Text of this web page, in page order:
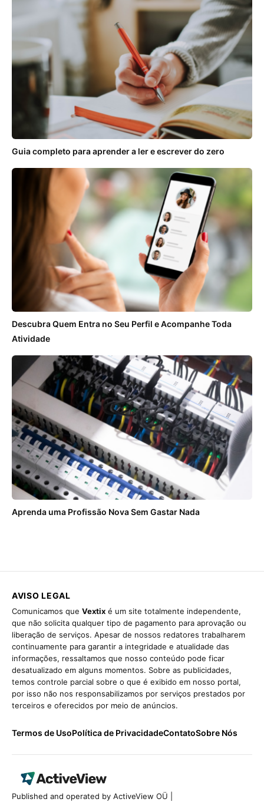
Guia completo para aprender a ler e escrever do zero
Descubra Quem Entra no Seu Perfil e Acompanhe Toda
Atividade
Aprenda uma Profissão Nova Sem Gastar Nada
AVISO LEGAL
Comunicamos que Vextix é um site totalmente independente,
que não solicita qualquer tipo de pagamento para aprovação ou
liberação de serviços. Apesar de nossos redatores trabalharem
continuamente para garantir a integridade e atualidade das
informações, ressaltamos que nosso conteúdo pode ficar
desatualizado em alguns momentos. Sobre as publicidades,
temos controle parcial sobre o que é exibido em nosso portal,
por isso não nos responsabilizamos por serviços prestados por
terceiros e oferecidos por meio de anúncios.
Termos de UsoPolítica de PrivacidadeContatoSobre Nós
Published and operated by ActiveView OÜ |